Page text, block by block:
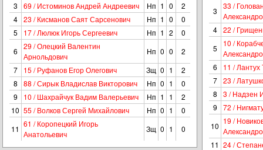
3
69 / Истоминов Андрей Андреевич Нп 1 0
2
4
23 / Кисманов Саят Сарсенович Нп 1 0
0
5
17 / Люлюк Игорь Сергеевич Нп 1 2
0
6
29 / Олецкий Валентин
Арнольдович
Нп 0 0
2
7
15 / Руфанов Егор Олегович Зщ 0 1
2
8
88 / Сирык Владислав Викторович Нп 0 1
0
9
10 / Шахрайчук Вадим Валерьевич Нп 1 1
2
10 55 / Волков Сергей Михайлович Нп 0 1
0
11
61 / Коропецкий Игорь
Анатольевич
Зщ 0 1 0
3
33 /
4
22 /
5
10 /
6
11 / Лантух
7
23 /
8
3 / Надзен
9
72 /
10
19 /
11 24 /